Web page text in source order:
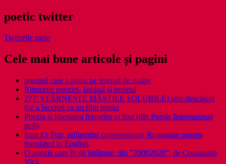
poetic twitter
Twiturile mele
Cele mai bune articole și pagini
poemul care a ajuns pe terenul de rugby
Ritmurile poeziei- iambul și troheul
277/ STÂRNEȘTE MĂȘTILE SOLUBILE) sms descărcat
(ce a început ca un film porno
Poezia şi libertatea formelor ei fixe (din Poesis International
nr.6)
Ioan Es Pop, influential contemporary Romanian poems
translated in English
O poezie care îți dă întâlnire: din ”20002020”, de Constantin
Vică